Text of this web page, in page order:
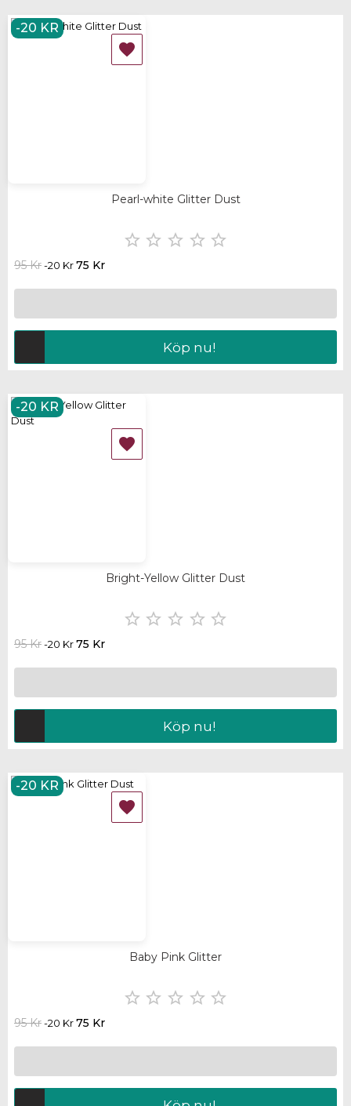
-20 KR

Pearl-white Glitter Dust
    
95 Kr-20 Kr75 Kr
Köp nu!
-20 KR

Bright-Yellow Glitter Dust
    
95 Kr-20 Kr75 Kr
Köp nu!
-20 KR

Baby Pink Glitter
    
95 Kr-20 Kr75 Kr